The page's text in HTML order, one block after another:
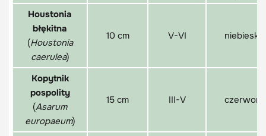
Houstonia
błękitna
(Houstonia
caerulea)
10 cm V-VI niebieskie
Kopytnik
pospolity
(Asarum
europaeum)
15 cm III-V czerwone